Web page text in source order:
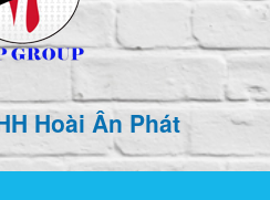
Hoài Ân Phát